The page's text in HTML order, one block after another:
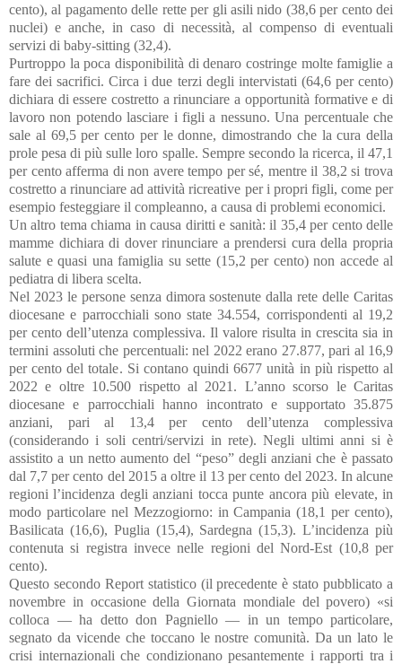
cento), al pagamento delle rette per gli asili nido (38,6 per cento dei
nuclei) e anche, in caso di necessità, al compenso di eventuali
servizi di baby-sitting (32,4).
Purtroppo la poca disponibilità di denaro costringe molte famiglie a
fare dei sacrifici. Circa i due terzi degli intervistati (64,6 per cento)
dichiara di essere costretto a rinunciare a opportunità formative e di
lavoro non potendo lasciare i figli a nessuno. Una percentuale che
sale al 69,5 per cento per le donne, dimostrando che la cura della
prole pesa di più sulle loro spalle. Sempre secondo la ricerca, il 47,1
per cento afferma di non avere tempo per sé, mentre il 38,2 si trova
costretto a rinunciare ad attività ricreative per i propri figli, come per
esempio festeggiare il compleanno, a causa di problemi economici.
Un altro tema chiama in causa diritti e sanità: il 35,4 per cento delle
mamme dichiara di dover rinunciare a prendersi cura della propria
salute e quasi una famiglia su sette (15,2 per cento) non accede al
pediatra di libera scelta.
Nel 2023 le persone senza dimora sostenute dalla rete delle Caritas
diocesane e parrocchiali sono state 34.554, corrispondenti al 19,2
per cento dell’utenza complessiva. Il valore risulta in crescita sia in
termini assoluti che percentuali: nel 2022 erano 27.877, pari al 16,9
per cento del totale. Si contano quindi 6677 unità in più rispetto al
2022 e oltre 10.500 rispetto al 2021. L’anno scorso le Caritas
diocesane e parrocchiali hanno incontrato e supportato 35.875
anziani, pari al 13,4 per cento dell’utenza complessiva
(considerando i soli centri/servizi in rete). Negli ultimi anni si è
assistito a un netto aumento del “peso” degli anziani che è passato
dal 7,7 per cento del 2015 a oltre il 13 per cento del 2023. In alcune
regioni l’incidenza degli anziani tocca punte ancora più elevate, in
modo particolare nel Mezzogiorno: in Campania (18,1 per cento),
Basilicata (16,6), Puglia (15,4), Sardegna (15,3). L’incidenza più
contenuta si registra invece nelle regioni del Nord-Est (10,8 per
cento).
Questo secondo Report statistico (il precedente è stato pubblicato a
novembre in occasione della Giornata mondiale del povero) «si
colloca — ha detto don Pagniello — in un tempo particolare,
segnato da vicende che toccano le nostre comunità. Da un lato le
crisi internazionali che condizionano pesantemente i rapporti tra i